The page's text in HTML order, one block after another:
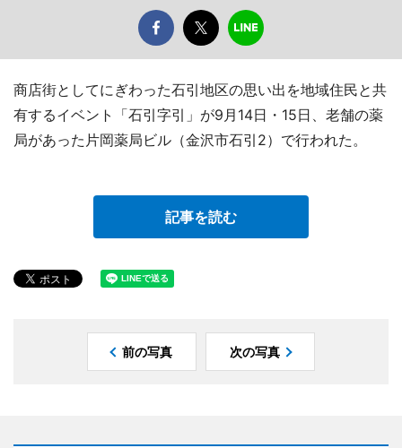
商店街としてにぎわった石引地区の思い出を地域住民と共
有するイベント「石引字引」が9月14日・15日、老舗の薬
局があった片岡薬局ビル（金沢市石引2）で行われた。
記事を読む
前の写真 次の写真